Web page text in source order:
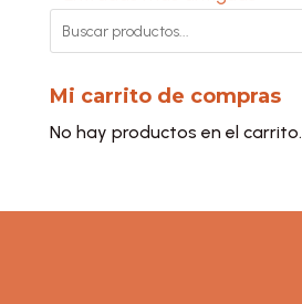
Mi carrito de compras
No hay productos en el carrito.